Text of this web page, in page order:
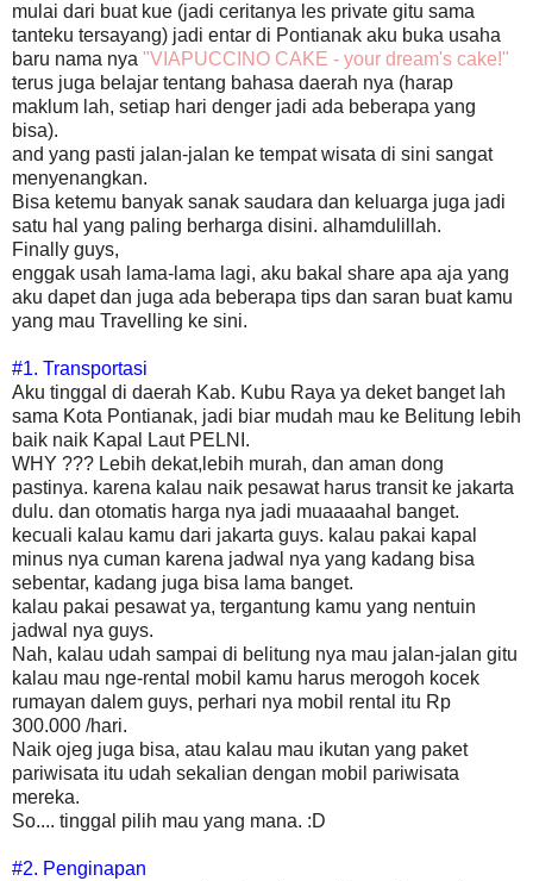
mulai dari buat kue (jadi ceritanya les private gitu sama
tanteku tersayang) jadi entar di Pontianak aku buka usaha
baru nama nya "VIAPUCCINO CAKE - your dream's cake!"
terus juga belajar tentang bahasa daerah nya (harap
maklum lah, setiap hari denger jadi ada beberapa yang
bisa).
and yang pasti jalan-jalan ke tempat wisata di sini sangat
menyenangkan.
Bisa ketemu banyak sanak saudara dan keluarga juga jadi
satu hal yang paling berharga disini. alhamdulillah.
Finally guys,
enggak usah lama-lama lagi, aku bakal share apa aja yang
aku dapet dan juga ada beberapa tips dan saran buat kamu
yang mau Travelling ke sini.
#1. Transportasi
Aku tinggal di daerah Kab. Kubu Raya ya deket banget lah
sama Kota Pontianak, jadi biar mudah mau ke Belitung lebih
baik naik Kapal Laut PELNI.
WHY ??? Lebih dekat,lebih murah, dan aman dong
pastinya. karena kalau naik pesawat harus transit ke jakarta
dulu. dan otomatis harga nya jadi muaaaahal banget.
kecuali kalau kamu dari jakarta guys. kalau pakai kapal
minus nya cuman karena jadwal nya yang kadang bisa
sebentar, kadang juga bisa lama banget.
kalau pakai pesawat ya, tergantung kamu yang nentuin
jadwal nya guys.
Nah, kalau udah sampai di belitung nya mau jalan-jalan gitu
kalau mau nge-rental mobil kamu harus merogoh kocek
rumayan dalem guys, perhari nya mobil rental itu Rp
300.000 /hari.
Naik ojeg juga bisa, atau kalau mau ikutan yang paket
pariwisata itu udah sekalian dengan mobil pariwisata
mereka.
So.... tinggal pilih mau yang mana. :D
#2. Penginapan